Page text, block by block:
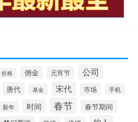
价格 佣金 元宵节
公司
唐代 基金 宋代 市场 手机
新年 时间 春节 春节期间